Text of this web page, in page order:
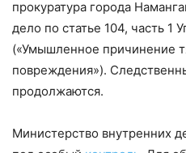
прокуратура города
дело по статье 104, часть 1
(«Умышленное причинение
повреждения»).
продолжаются.
Министерство внутренних